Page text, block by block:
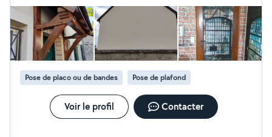
Pose de placo ou de bandes Pose de plafond
Voir le profil Contacter